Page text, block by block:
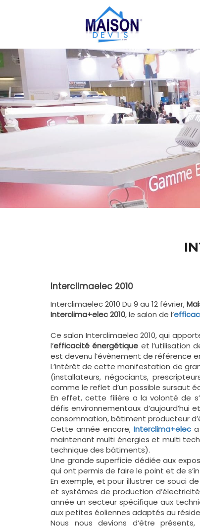
Interclimaelec 2010
Interclimaelec 2010 Du 9 au 12 février,
Interclima+elec 2010, le salon de l’
Ce salon Interclimaelec 2010, qui
l’efficacité énergétique et l’utilisation
est devenu l’évènement de référence
L’intérêt de cette manifestation de
(installateurs, négociants,
comme le reflet d’un possible sursaut
En effet, cette filière a la volonté de
défis environnementaux
consommation, bâtiment producteur
Cette année encore, Interclima+eleca
maintenant multi énergies et multi
technique des bâtiments).
Une grande superficie dédiée aux
qui ont permis de faire le point et de
En exemple, et pour illustrer ce souci
et systèmes de production
année un secteur spécifique aux
aux petites éoliennes adaptés au
Nous nous devions d’être